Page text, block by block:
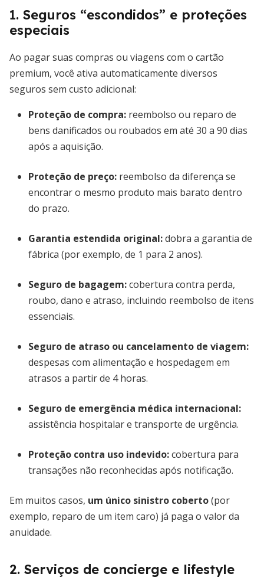
1. Seguros “escondidos” e proteções
especiais
Ao pagar suas compras ou viagens com o cartão
premium, você ativa automaticamente diversos
seguros sem custo adicional:
Proteção de compra: reembolso ou reparo de
bens danificados ou roubados em até 30 a 90 dias
após a aquisição.
Proteção de preço: reembolso da diferença se
encontrar o mesmo produto mais barato dentro
do prazo.
Garantia estendida original:dobra a garantia de
fábrica (por exemplo, de 1 para 2 anos).
Seguro de bagagem:cobertura contra perda,
roubo, dano e atraso, incluindo reembolso de itens
essenciais.
Seguro de atraso ou cancelamento de viagem:
despesas com alimentação e hospedagem em
atrasos a partir de 4 horas.
Seguro de emergência médica internacional:
assistência hospitalar e transporte de urgência.
Proteção contra uso indevido:cobertura para
transações não reconhecidas após notificação.
Em muitos casos, um único sinistro coberto(por
exemplo, reparo de um item caro) já paga o valor da
anuidade.
2. Serviços de concierge e lifestyle